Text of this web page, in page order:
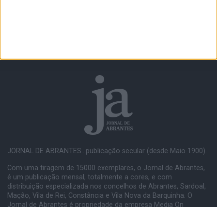
JORNAL DE ABRANTES...publicação secular (desde Maio 1900).
Com uma tiragem de 15000 exemplares, o Jornal de Abrantes,
é um publicação mensal, totalmente a cores, e com
distribuição especializada nos concelhos de Abrantes, Sardoal,
Mação, Vila de Rei, Constância e Vila Nova da Barquinha. O
Jornal de Abrantes é propriedade da empresa Media On